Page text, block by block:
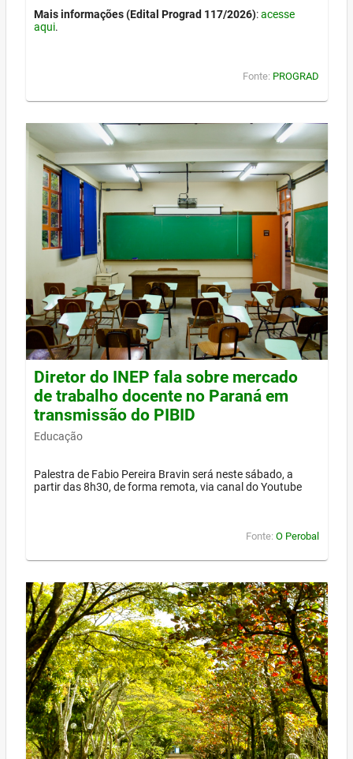
Mais informações (Edital Prograd 117/2026):acesse
aqui.
Fonte: PROGRAD
Diretor do INEP fala sobre mercado
de trabalho docente no Paraná em
transmissão do PIBID
Educação
Palestra de Fabio Pereira Bravin será neste sábado, a
partir das 8h30, de forma remota, via canal do Youtube
Fonte: O Perobal